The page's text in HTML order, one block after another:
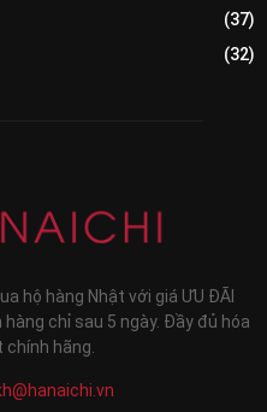
(37)
(32)
hộ hàng Nhật với giá ƯU ĐÃI
chỉ sau 5 ngày. Đầy đủ hóa
hãng.